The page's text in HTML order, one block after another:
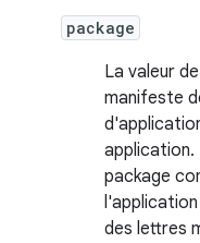
package
La valeur
manifeste
application.
package
des lettres